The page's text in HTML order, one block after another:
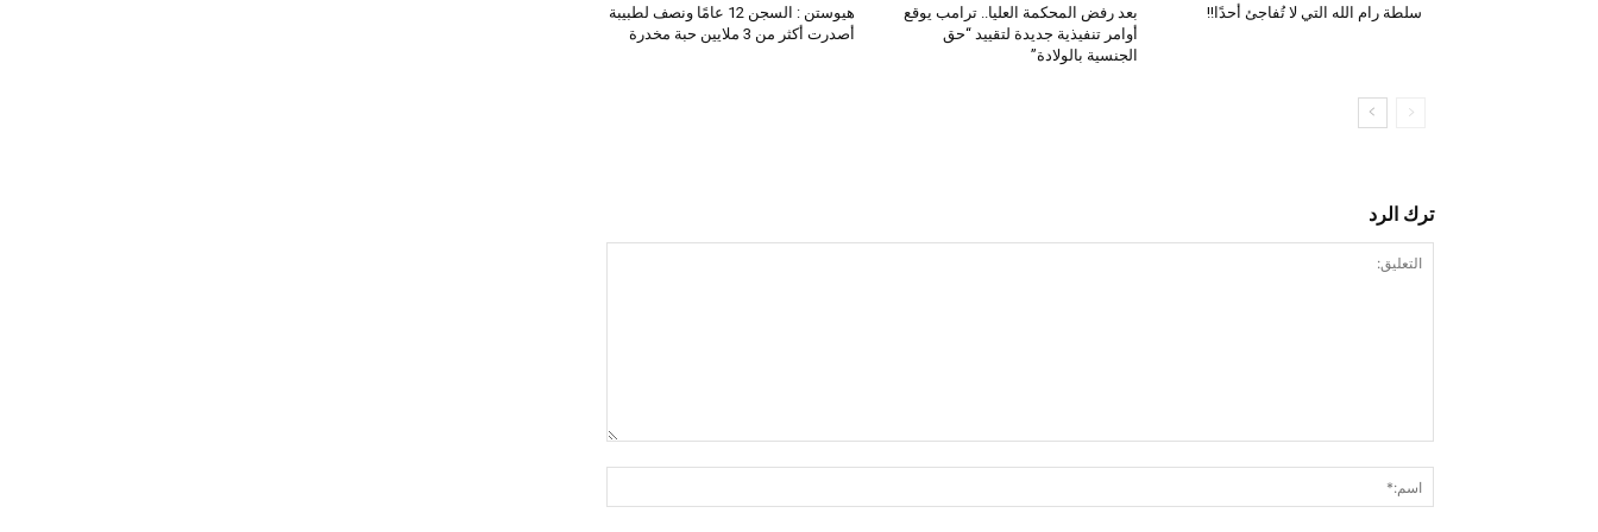
سلطة رام الله التي لا تُفاجئ أحدًا!!
بعد رفض المحكمة العليا.. ترامب يوقع
أوامر تنفيذية جديدة لتقييد “حق
الجنسية بالولادة”
هيوستن : السجن 12 عامًا ونصف لطبيبة
أصدرت أكثر من 3 ملايين حبة مخدرة
ترك الرد